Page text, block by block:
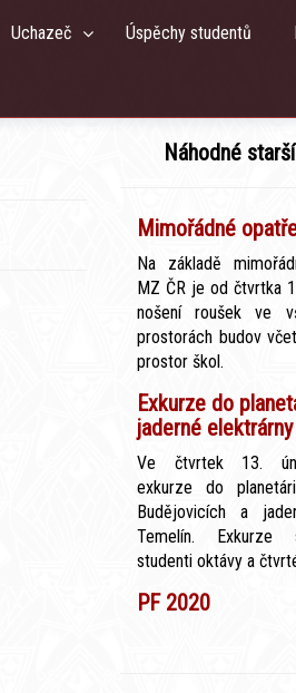
Uchazeč Úspěchy studentů
Náhodné
Mimořádné
Na základě
MZ ČR je od čtvrtka
nošení roušek ve
prostorách budov
prostor škol.
Exkurze do
jaderné elektrárny
Ve čtvrtek 13.
exkurze do
Budějovicích a
Temelín. Exkurze
studenti oktávy a
PF 2020